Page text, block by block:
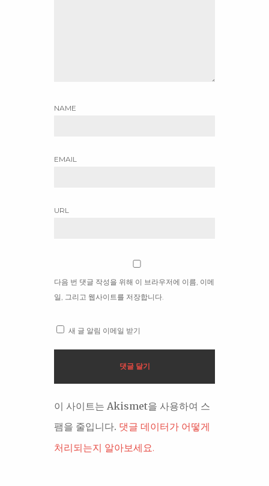
NAME
EMAIL
URL
다음 번 댓글 작성을 위해 이 브라우저에 이름, 이메
일, 그리고 웹사이트를 저장합니다.
새 글 알림 이메일 받기
이 사이트는 Akismet을 사용하여 스
팸을 줄입니다. 댓글 데이터가 어떻게
처리되는지 알아보세요.